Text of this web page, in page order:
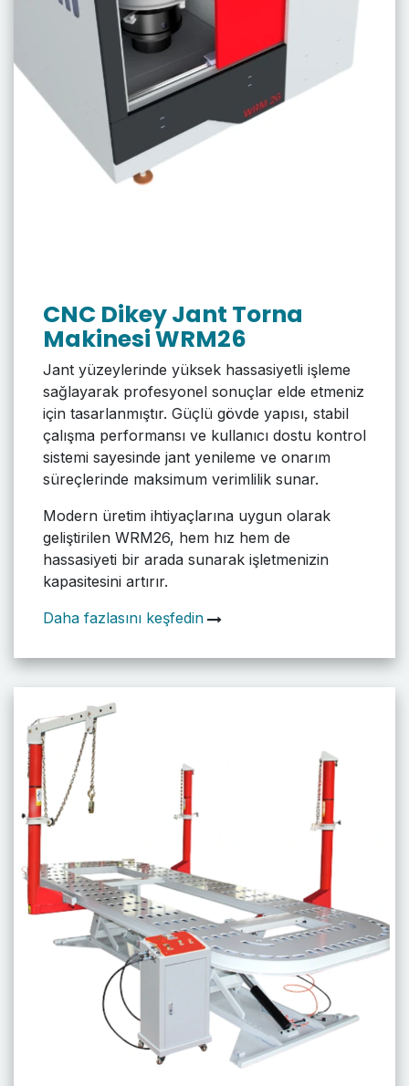
CNC Dikey Jant Torna
Makinesi WRM26
Jant yüzeylerinde yüksek hassasiyetli işleme
sağlayarak profesyonel sonuçlar elde etmeniz
için tasarlanmıştır. Güçlü gövde yapısı, stabil
çalışma performansı ve kullanıcı dostu kontrol
sistemi sayesinde jant yenileme ve onarım
süreçlerinde maksimum verimlilik sunar.
Modern üretim ihtiyaçlarına uygun olarak
geliştirilen WRM26, hem hız hem de
hassasiyeti bir arada sunarak işletmenizin
kapasitesini artırır.
Daha fazlasını keşfedin